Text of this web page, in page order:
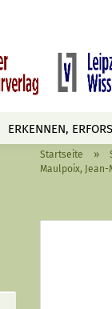
ERKENNEN,
Startseite »
Maulpoix,